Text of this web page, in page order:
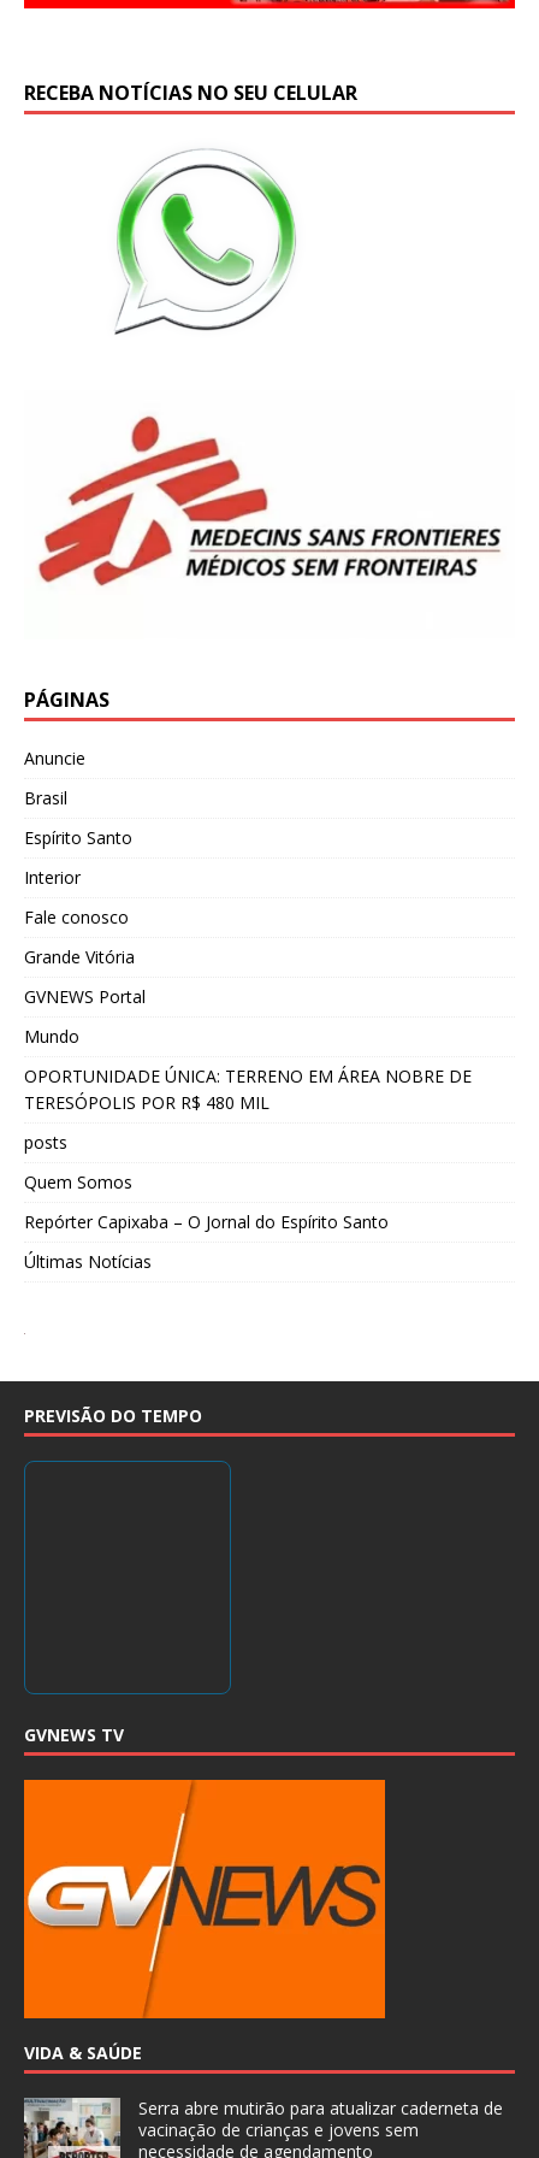
RECEBA NOTÍCIAS NO SEU CELULAR
PÁGINAS
Anuncie
Brasil
Espírito Santo
Interior
Fale conosco
Grande Vitória
GVNEWS Portal
Mundo
OPORTUNIDADE ÚNICA: TERRENO EM ÁREA NOBRE DE
TERESÓPOLIS POR R$ 480 MIL
posts
Quem Somos
Repórter Capixaba – O Jornal do Espírito Santo
Últimas Notícias
PREVISÃO DO TEMPO
GVNEWS TV
VIDA & SAÚDE
Serra abre mutirão para atualizar caderneta de
vacinação de crianças e jovens sem
necessidade de agendamento